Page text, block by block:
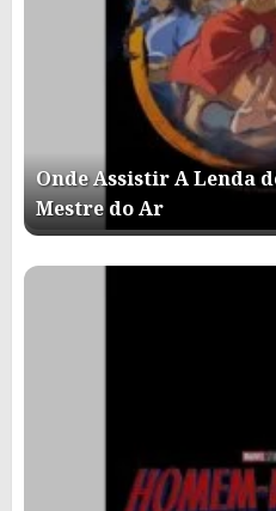
Onde Assistir A Lenda
Mestre do Ar